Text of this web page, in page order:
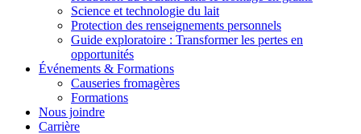
Science et technologie du lait
Protection des renseignements personnels
Guide exploratoire : Transformer les pertes en
opportunités
Événements & Formations
Causeries fromagères
Formations
Nous joindre
Carrière